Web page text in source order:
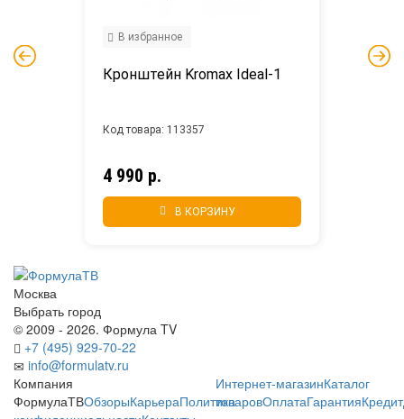
Кронштейн Kromax Ideal-1
4 990 р.
В КОРЗИНУ
Код товара: 113357
В избранное
Москва
Выбрать город
© 2009 - 2026. Формула TV
+7 (495) 929-70-22
info@formulatv.ru
Компания
ФормулаТВОбзорыКарьераПолитика
Интернет-магазинКаталог
товаровОплатаГарантияКредит